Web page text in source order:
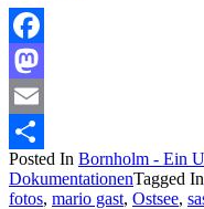
Facebook
Mastodon
Email
Teilen
Posted In Bornholm - Ein
DokumentationenTagged In
fotos, mario gast, Ostsee,